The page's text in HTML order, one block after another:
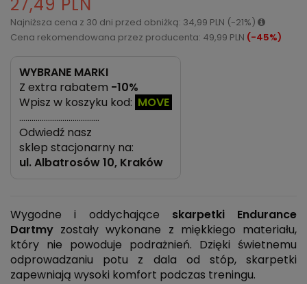
Najniższa cena z 30 dni przed obniżką: 34,99 PLN (-21%)
Cena rekomendowana przez producenta: 49,99 PLN (-45%)
WYBRANE MARKI
Z extra rabatem -10%
Wpisz w koszyku kod: MOVE
…………………………………
Odwiedź nasz
sklep stacjonarny na:
ul.Albatrosów 10, Kraków
Wygodne i oddychające skarpetki Endurance
Dartmy zostały wykonane z miękkiego materiału,
który nie powoduje podrażnień. Dzięki świetnemu
odprowadzaniu potu z dala od stóp, skarpetki
zapewniają wysoki komfort podczas treningu.